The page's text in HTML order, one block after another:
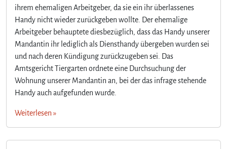
ihrem ehemaligen Arbeitgeber, da sie ein ihr überlassenes
Handy nicht wieder zurückgeben wollte. Der ehemalige
Arbeitgeber behauptete diesbezüglich, dass das Handy unserer
Mandantin ihr lediglich als Diensthandy übergeben wurden sei
und nach deren Kündigung zurückzugeben sei. Das
Amtsgericht Tiergarten ordnete eine Durchsuchung der
Wohnung unserer Mandantin an, bei der das infrage stehende
Handy auch aufgefunden wurde.
Weiterlesen »